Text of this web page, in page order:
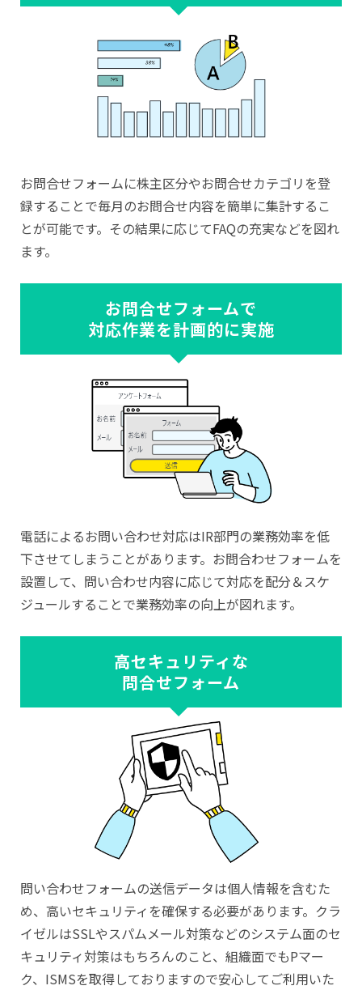
お問合せフォームに株主区分やお問合せカテゴリを登
録することで毎月のお問合せ内容を簡単に集計するこ
とが可能です。その結果に応じてFAQの充実などを図れ
ます。
お問合せフォームで
対応作業を計画的に実施
電話によるお問い合わせ対応はIR部門の業務効率を低
下させてしまうことがあります。お問合わせフォームを
設置して、問い合わせ内容に応じて対応を配分＆スケ
ジュールすることで業務効率の向上が図れます。
高セキュリティな
問合せフォーム
問い合わせフォームの送信データは個人情報を含むた
め、高いセキュリティを確保する必要があります。クラ
イゼルはSSLやスパムメール対策などのシステム面のセ
キュリティ対策はもちろんのこと、組織面でもPマー
ク、ISMSを取得しておりますので安心してご利用いた